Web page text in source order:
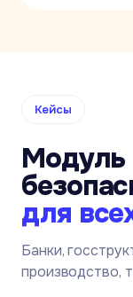
Кейсы
Модуль
для
Банки,
производство,